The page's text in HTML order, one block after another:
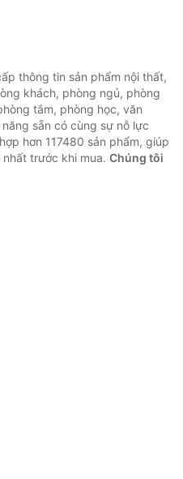
thông tin sản phẩm nội thất,
khách, phòng ngủ, phòng
tắm, phòng học, văn
sẵn có cùng sự nỗ lực
hơn 117480 sản phẩm, giúp
trước khi mua. Chúng tôi